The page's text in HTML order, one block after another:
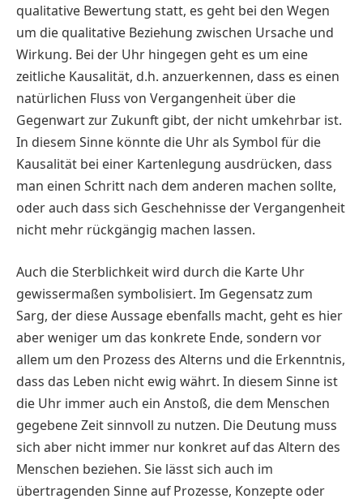
qualitative Bewertung statt, es geht bei den Wegen
um die qualitative Beziehung zwischen Ursache und
Wirkung. Bei der Uhr hingegen geht es um eine
zeitliche Kausalität, d.h. anzuerkennen, dass es einen
natürlichen Fluss von Vergangenheit über die
Gegenwart zur Zukunft gibt, der nicht umkehrbar ist.
In diesem Sinne könnte die Uhr als Symbol für die
Kausalität bei einer Kartenlegung ausdrücken, dass
man einen Schritt nach dem anderen machen sollte,
oder auch dass sich Geschehnisse der Vergangenheit
nicht mehr rückgängig machen lassen.
Auch die Sterblichkeit wird durch die Karte Uhr
gewissermaßen symbolisiert. Im Gegensatz zum
Sarg, der diese Aussage ebenfalls macht, geht es hier
aber weniger um das konkrete Ende, sondern vor
allem um den Prozess des Alterns und die Erkenntnis,
dass das Leben nicht ewig währt. In diesem Sinne ist
die Uhr immer auch ein Anstoß, die dem Menschen
gegebene Zeit sinnvoll zu nutzen. Die Deutung muss
sich aber nicht immer nur konkret auf das Altern des
Menschen beziehen. Sie lässt sich auch im
übertragenden Sinne auf Prozesse, Konzepte oder